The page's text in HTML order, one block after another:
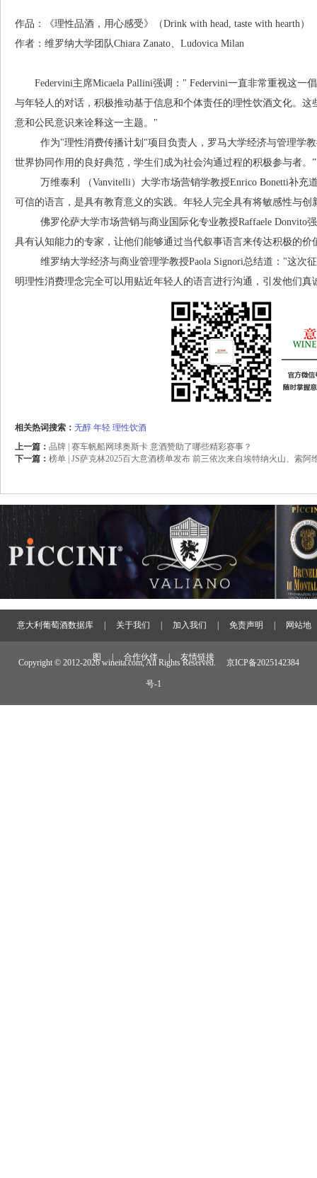
作品：《理性品酒，用心感受》（Drink with head, taste with hearth）
作者：维罗纳大学团队Chiara Zanato、Ludovica Milan
Federvini主席Micaela Pallini强调：" Federvini一直非常重视这一
与年轻人的对话，积极推动基于信息和个体责任的理性饮酒文化。
意和公民意识来诠释这一主题。"
作为"理性消费传播计划"项目负责人，罗马大学经济与管理学教
世界协同作用的良好典范，学生们成为社会沟通过程的积极参与者。”
万维泰利 （Vanvitelli）大学市场营销学教授Enrico Bonetti补充
可信的语言，是具有教育意义的实践。年轻人完全具有将敏感性与创
佛罗伦萨大学市场营销与商业国际化专业教授Raffaele Donvito强
具有认知能力的专家，让他们能够通过当代叙事语言来传达积极的价
维罗纳大学经济与商业管理学教授Paola Signori总结道："这次征
明理性消费理念完全可以用贴近年轻人的语言进行沟通，引发他们真
相关热词搜索： 无醇 年轻 理性饮酒
上一篇： 品牌 | 赛车帆船网球奥斯卡 意酒赞助了哪些精彩赛事？
下一篇： 榜单 | JS萨克林2025百大意酒榜单发布 前三依次来自埃特纳火山、索阿
意大利葡萄酒数据库 关于我们 加入我们 免责声明 网站地
图 合作伙伴 友情链接
Copyright © 2012-2026 wineita.com, All Rights Reserved. 京ICP备2025142384
号-1